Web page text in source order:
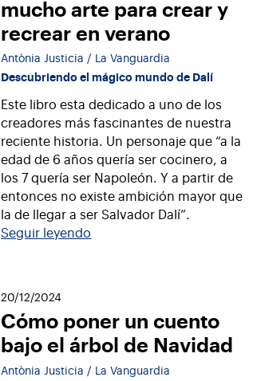
mucho arte para crear y
recrear en verano
Antònia Justicia / La Vanguardia
Descubriendo el mágico mundo de Dalí
Este libro esta dedicado a uno de los
creadores más fascinantes de nuestra
reciente historia. Un personaje que “a la
edad de 6 años quería ser cocinero, a
los 7 quería ser Napoleón. Y a partir de
entonces no existe ambición mayor que
la de llegar a ser Salvador Dalí”.
Seguir leyendo
20/12/2024
Cómo poner un cuento
bajo el árbol de Navidad
Antònia Justicia / La Vanguardia